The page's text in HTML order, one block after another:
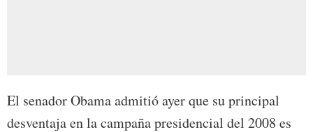
El senador Obama admitió ayer que su principal
desventaja en la campaña presidencial del 2008 es